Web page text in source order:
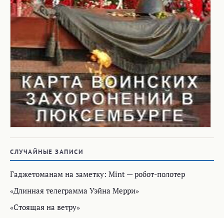
СЛУЧАЙНЫЕ ЗАПИСИ
Гаджетоманам на заметку: Mint — робот-полотер
«Длинная телеграмма Уэйна Мерри»
«Стоящая на ветру»